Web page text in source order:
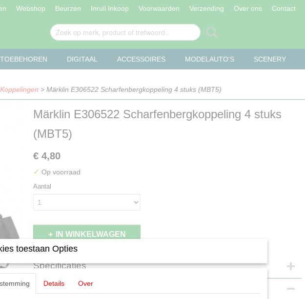
Webshop Beurzen Inruil Inkoop Voorwaarden Verzending Over ons Contact
DIGITAAL ACCESSOIRES MODELAUTO'S SCENERY
Koppelingen > Märklin E306522 Scharfenbergkoppeling 4 stuks (MBT5)
Märklin E306522 Scharfenbergkoppeling 4 stuks
(MBT5)
€ 4,80
✓ Op voorraad
Aantal
IN WINKELWAGEN
Specificaties
Productcode leverancier
Schaal
H0 (1:87)
Omschrijving
toestaan Opties
Details Over